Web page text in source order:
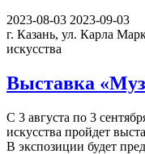
2023-08-03 2023-09-03
г. Казань, ул. Карла
искусства
Выставка
С 3 августа по 3
искусства пройдет
В экспозиции будет